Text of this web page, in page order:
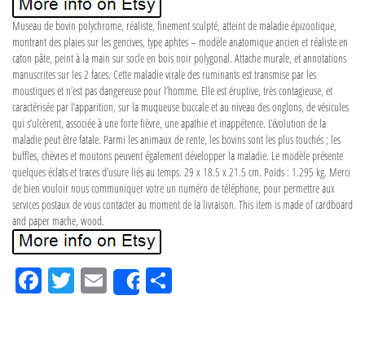
Museau de bovin polychrome, réaliste, finement sculpté, atteint de maladie épizootique,
montrant des plaies sur les gencives, type aphtes – modèle anatomique ancien et réaliste en
caton pâte, peint à la main sur socle en bois noir polygonal. Attache murale, et annotations
manuscrites sur les 2 faces. Cette maladie virale des ruminants est transmise par les
moustiques et n’est pas dangereuse pour l’homme. Elle est éruptive, très contagieuse, et
caractérisée par l’apparition, sur la muqueuse buccale et au niveau des onglons, de vésicules
qui s’ulcèrent, associée à une forte fièvre, une apathie et inappétence. L’évolution de la
maladie peut être fatale. Parmi les animaux de rente, les bovins sont les plus touchés ; les
buffles, chèvres et moutons peuvent également développer la maladie. Le modèle présente
quelques éclats et traces d’usure liés au temps. 29 x 18.5 x 21.5 cm. Poids : 1.295 kg. Merci
de bien vouloir nous communiquer votre un numéro de téléphone, pour permettre aux
services postaux de vous contacter au moment de la livraison. This item is made of cardboard
and paper mache, wood.
Fa
ce
Tw
itt
Em
ail
Share